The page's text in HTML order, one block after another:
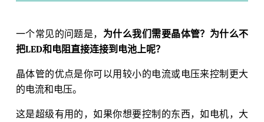
一个常见的问题是， 为什么我们需要晶体管？为什么不
把LED和电阻直接连接到电池上呢？
晶体管的优点是你可以用较小的电流或电压来控制更大
的电流和电压。
这是超级有用的，如果你想要控制的东西，如电机，大